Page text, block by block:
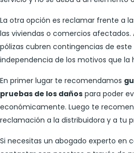
La otra opción es reclamar frente a
las viviendas o comercios afectados.
pólizas cubren contingencias de
independencia de los motivos que la
En primer lugar te recomendamos
pruebas de los daños para poder
económicamente. Luego te
reclamación a la distribuidora y a tu
Si necesitas un abogado experto en